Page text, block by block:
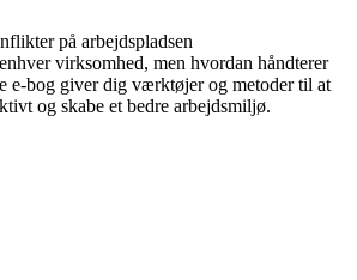
på arbejdspladsen
virksomhed, men hvordan håndterer
e-bog giver dig værktøjer og metoder til at
og skabe et bedre arbejdsmiljø.